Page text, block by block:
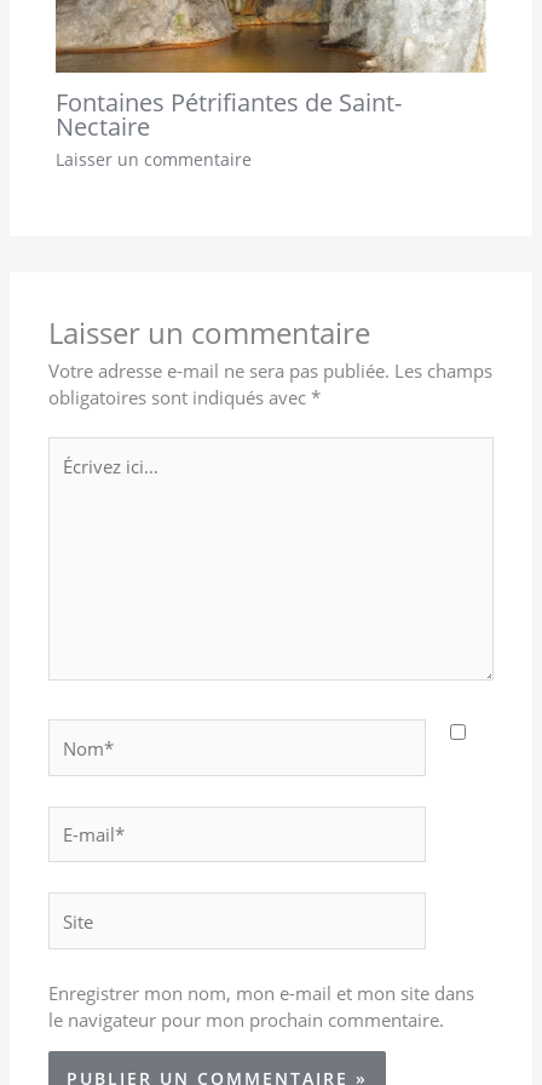
Fontaines Pétrifiantes de Saint-
Nectaire
Laisser un commentaire
Laisser un commentaire
Votre adresse e-mail ne sera pas publiée. Les champs
obligatoires sont indiqués avec*
ici…
mail*
Enregistrer mon nom, mon e-mail et mon site dans
le navigateur pour mon prochain commentaire.